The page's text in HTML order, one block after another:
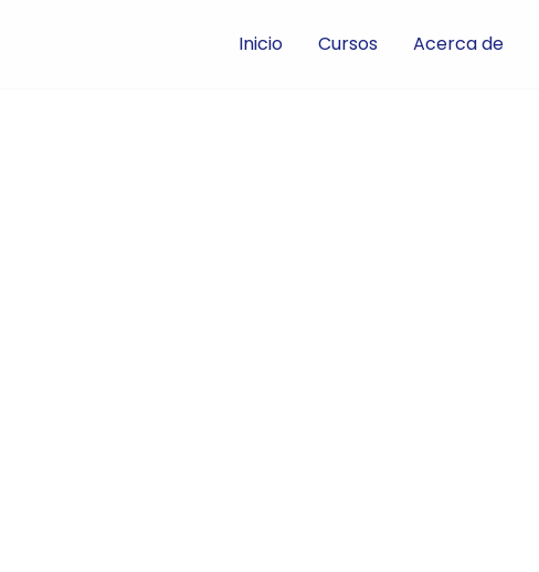
Inicio Cursos Acerca de